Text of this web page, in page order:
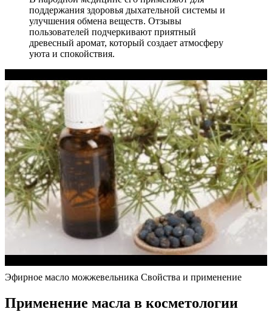
поддержания здоровья дыхательной системы и
улучшения обмена веществ. Отзывы
пользователей подчеркивают приятный
древесный аромат, который создает атмосферу
уюта и спокойствия.
Эфирное масло можжевельника Свойства и применение
Применение масла в косметологии